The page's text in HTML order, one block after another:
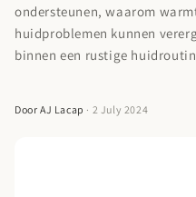
ondersteunen, waarom
huidproblemen kunnen
binnen een rustige
Door AJ Lacap · 2 July 2024